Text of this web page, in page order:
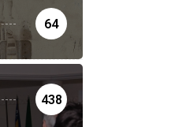
64
438